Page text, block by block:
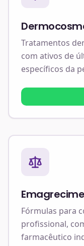
Tratamentos
com ativos de
específicos da
Fórmulas para
profissional,
farmacêutico